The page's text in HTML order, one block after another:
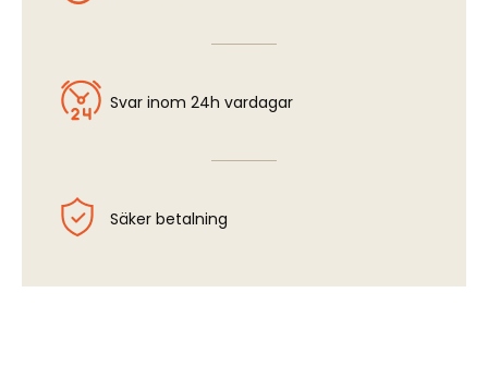
Svar inom 24h vardagar
Säker betalning